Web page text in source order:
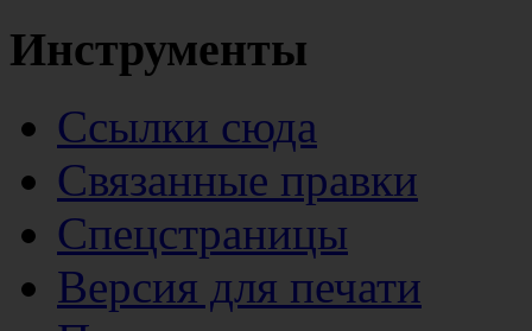
Инструменты
Ссылки сюда
Связанные правки
Спецстраницы
Версия для печати